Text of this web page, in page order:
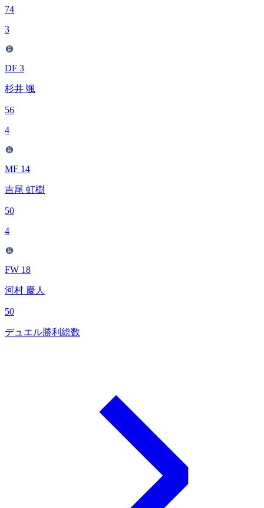
74
3
DF 3
杉井 颯
56
4
MF 14
吉尾 虹樹
50
4
FW 18
河村 慶人
50
デュエル勝利総数